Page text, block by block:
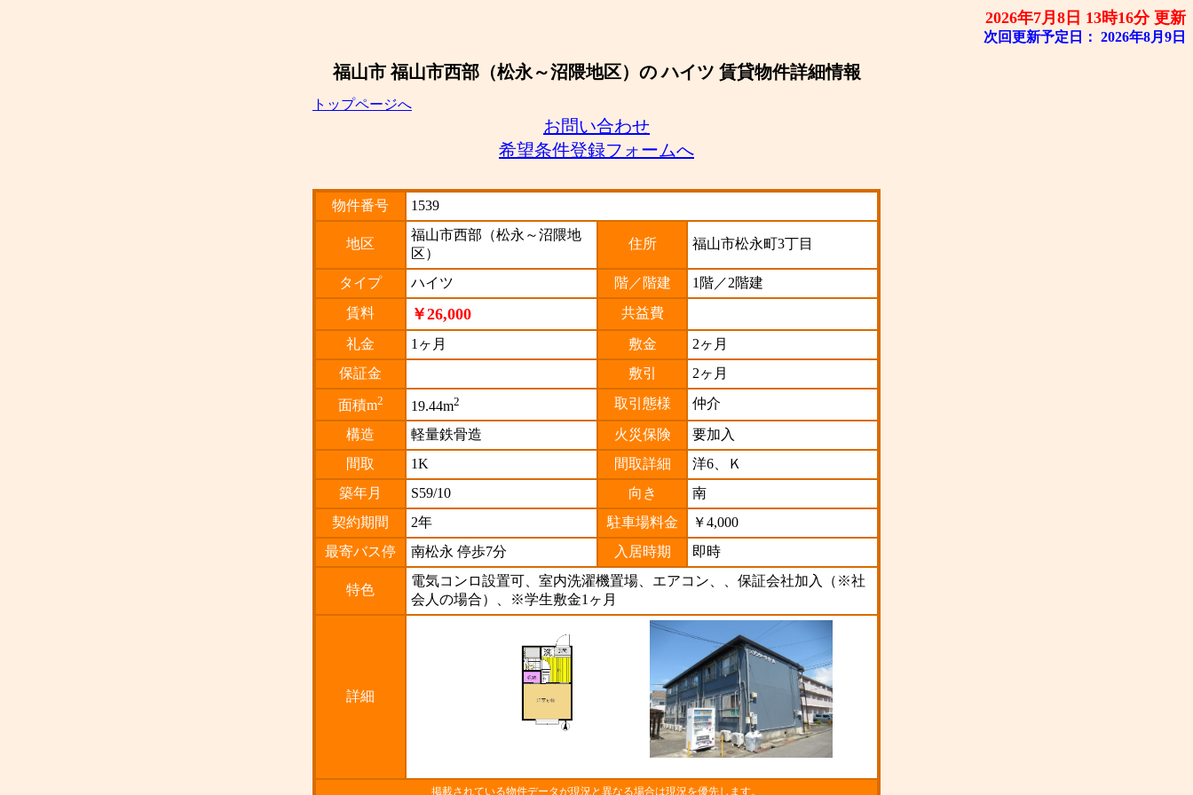
2026年7月8日 13時16分 更新
次回更新予定日： 2026年8月9日
福山市 福山市西部（松永～沼隈地区）の ハイツ 賃貸物件詳細情報
トップページへ
お問い合わせ
希望条件登録フォームへ
物件番号 1539
地区
福山市西部（松永～沼隈地
区）
住所 福山市松永町3丁目
タイプ ハイツ 階／階建
1階／2階建
賃料
￥26,000 共益費
礼金 1ヶ月 敷金
2ヶ月
保証金
敷引 2ヶ月
面積m2 19.44m2 取引態様 仲介
構造 軽量鉄骨造 火災保険
要加入
間取
1K 間取詳細
洋6、Ｋ
築年月
S59/10 向き
南
契約期間
2年 駐車場料金
￥4,000
最寄バス停
南松永 停歩7分 入居時期 即時
特色
電気コンロ設置可、室内洗濯機置場、エアコン、、保証会社加入（※社
会人の場合）、※学生敷金1ヶ月
詳細
掲載されている物件データが現況と異なる場合は現況を優先します。